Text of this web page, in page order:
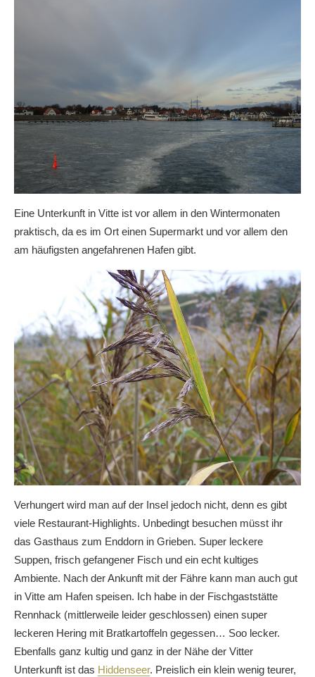
Eine Unterkunft in Vitte ist vor allem in den Wintermonaten
praktisch, da es im Ort einen Supermarkt und vor allem den
am häufigsten angefahrenen Hafen gibt.
Verhungert wird man auf der Insel jedoch nicht, denn es gibt
viele Restaurant-Highlights. Unbedingt besuchen müsst ihr
das Gasthaus zum Enddorn in Grieben. Super leckere
Suppen, frisch gefangener Fisch und ein echt kultiges
Ambiente. Nach der Ankunft mit der Fähre kann man auch gut
in Vitte am Hafen speisen. Ich habe in der Fischgaststätte
Rennhack (mittlerweile leider geschlossen) einen super
leckeren Hering mit Bratkartoffeln gegessen… Soo lecker.
Ebenfalls ganz kultig und ganz in der Nähe der Vitter
Unterkunft ist das Hiddenseer. Preislich ein klein wenig teurer,